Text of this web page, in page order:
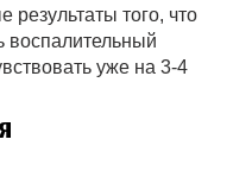
результаты того, что
воспалительный
уже на 3-4